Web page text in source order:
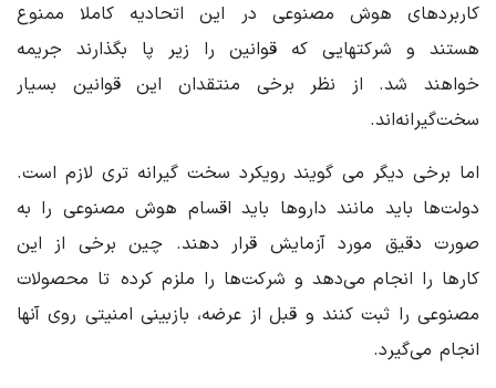
کاربردهای هوش مصنوعی در این اتحادیه کاملا ممنوع
هستند و شرکتهایی که قوانین را زیر پا بگذارند جریمه
خواهند شد. از نظر برخی منتقدان این قوانین بسیار
سخت‌گیرانه‌اند.
اما برخی دیگر می گویند رویکرد سخت گیرانه تری لازم است.
دولت‌ها باید مانند داروها باید اقسام هوش مصنوعی را به
صورت دقیق مورد آزمایش قرار دهند. چین برخی از این
کارها را انجام می‌دهد و شرکت‌ها را ملزم کرده تا محصولات
مصنوعی را ثبت کنند و قبل از عرضه، بازبینی امنیتی روی آنها
انجام می‌گیرد.